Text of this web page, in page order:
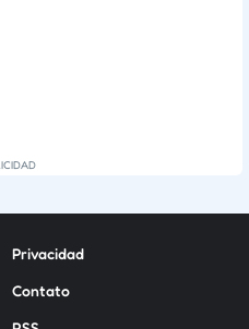
Privacidad
Contato